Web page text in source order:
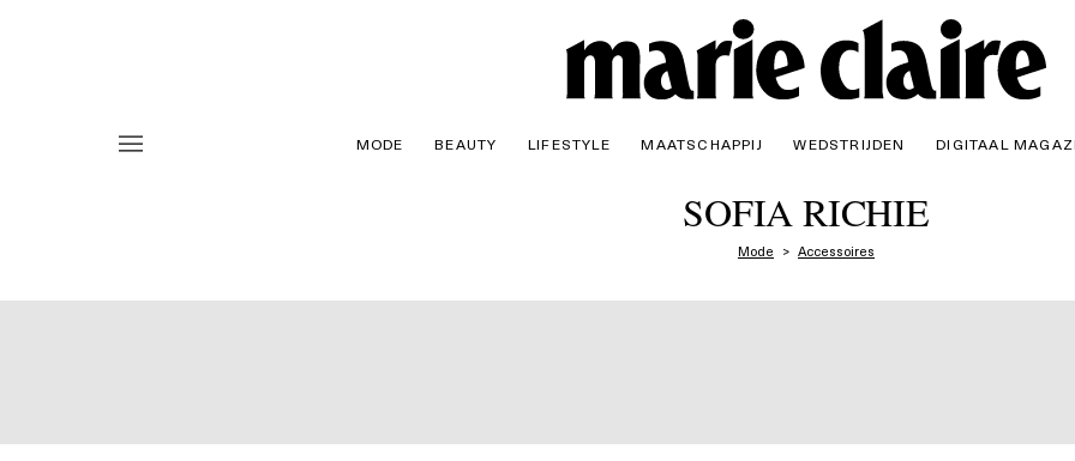
MODE BEAUTY LIFESTYLE MAATSCHAPPIJ WEDSTRIJDEN DIGITAAL
SOFIA RICHIE
Mode Accessoires